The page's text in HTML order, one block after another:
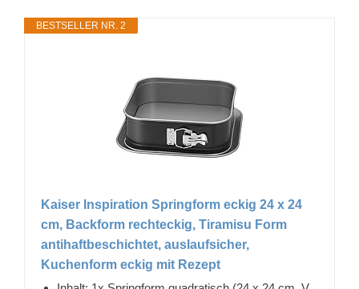
BESTSELLER NR. 2
Kaiser Inspiration Springform eckig 24 x 24
cm, Backform rechteckig, Tiramisu Form
antihaftbeschichtet, auslaufsicher,
Kuchenform eckig mit Rezept